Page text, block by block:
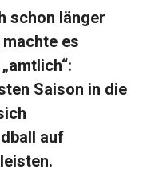
schon länger
es
­Saison in die
auf